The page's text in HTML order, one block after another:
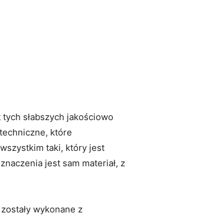
słabszych jakościowo
które
taki, który jest
jest sam materiał, z
wykonane z